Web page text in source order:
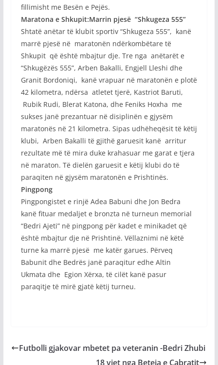
fillimisht me Besën e Pejës.
Maratona e Shkupit:Marrin pjesë “Shkugeza 555”
Shtatë anëtar të klubit sportiv “Shkugeza 555”, kanë
marrë pjesë në maratonën ndërkombëtare të
Shkupit që është mbajtur dje. Tre nga anëtarët e
“Shkugëzës 555”, Arben Bakalli, Engjell Lleshi dhe
Granit Bordoniqi, kanë vrapuar në maratonën e plotë
42 kilometra, ndërsa atletet tjerë, Kastriot Baruti,
Rubik Rudi, Blerat Katona, dhe Feniks Hoxha me
sukses janë prezantuar në disiplinën e gjysëm
maratonës në 21 kilometra. Sipas udhëheqësit të këtij
klubi, Arben Bakalli të gjithë garuesit kanë arritur
rezultate më të mira duke krahasuar me garat e tjera
në maraton. Të dielën garuesit e këtij klubi do të
paraqiten në gjysëm maratonën e Prishtinës.
Pingpong
Pingpongistet e rinjë Adea Babuni dhe Jon Bedra
kanë fituar medaljet e bronzta në turneun memorial
“Bedri Ajeti” në pingpong për kadet e minikadet që
është mbajtur dje në Prishtinë. Vëllaznimi në këtë
turne ka marrë pjesë me katër garues. Përveq
Babunit dhe Bedrës janë paraqitur edhe Altin
Ukmata dhe Egion Xërxa, të cilët kanë pasur
paraqitje të mirë gjatë këtij turneu.
Futbolli gjakovar mbetet pa veteranin -Bedri Zhubi
18 vjet nga Beteja e Çabratit